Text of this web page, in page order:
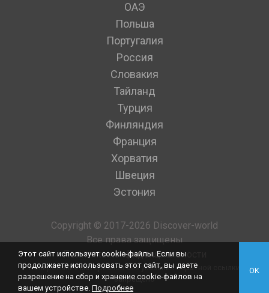
ОАЭ
Польша
Португалия
Россия
Словакия
Тайланд
Турция
Финляндия
Франция
Хорватия
Швеция
Эстония
Copyright © 2017-2026 Discover-world
Все права защищены
Политика конфиденциальности
Копирование материалов без указания обратной ссылки
запрещено
Этот сайт использует cookie-файлы. Если вы
продолжаете использовать этот сайт, вы даете
разрешение на сбор и хранение cookie-файлов на
вашем устройстве. Подробнее
OK